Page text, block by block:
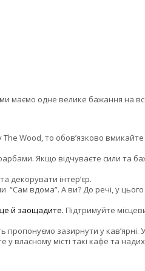
маємо одне велике бажання на
The Wood, то обов’язково вмикайте
Якщо відчуваєте сили та
декорувати інтер’єр.
“Сам вдома”. А ви? До речі, у цього
й заощадите. Підтримуйте
пропонуємо зазирнути у кав’ярні.
власному місті такі кафе та